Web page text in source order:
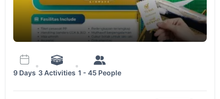
9 Days 3 Activities 1 - 45 People